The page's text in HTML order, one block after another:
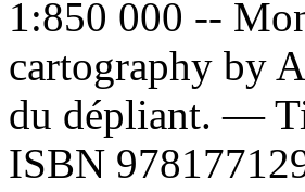
1:850 000 --
cartography by
du dépliant. —
ISBN